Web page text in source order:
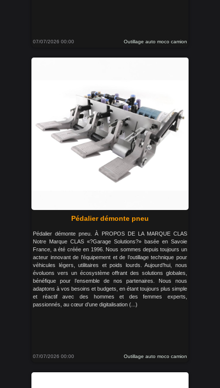
07/07/2026 00:00 Outillage auto moco camion
Pédalier démonte pneu
Pédalier démonte pneu. À PROPOS DE LA MARQUE CLAS
Notre Marque CLAS «?Garage Solutions?» basée en Savoie
France, a été créée en 1996. Nous sommes depuis toujours un
acteur innovant de l’équipement et de l’outillage technique pour
véhicules légers, utilitaires et poids lourds. Aujourd’hui, nous
évoluons vers un écosystème offrant des solutions globales,
bénéfique pour l’ensemble de nos partenaires. Nous nous
adaptons à vos besoins et budgets, en étant toujours plus simple
et réactif avec des hommes et des femmes experts,
passionnés, au cœur d’une digitalisation (...)
07/07/2026 00:00 Outillage auto moco camion